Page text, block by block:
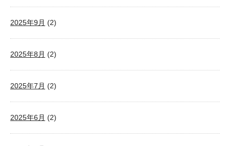
2025年9月 (2)
2025年8月 (2)
2025年7月 (2)
2025年6月 (2)